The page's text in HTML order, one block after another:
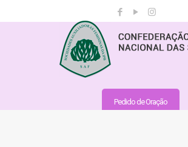
Pedido de Oração